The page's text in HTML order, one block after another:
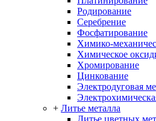
Родирование
Серебрение
Фосфатирование
Химико-
Химическое
Хромирование
Цинкование
Электродуговая
+ Литье металла
Литье цветных